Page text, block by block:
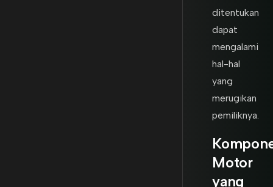
ditentukan
dapat
mengalami
hal-hal
yang
merugikan
pemiliknya.
Motor
yang